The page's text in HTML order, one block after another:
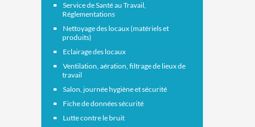
Service de Santé au Travail,
Réglementations
Nettoyage des locaux (matériels et
produits)
Eclairage des locaux
Ventilation, aération, filtrage de lieux de
travail
Salon, journée hygiène et sécurité
Fiche de données sécurité
Lutte contre le bruit